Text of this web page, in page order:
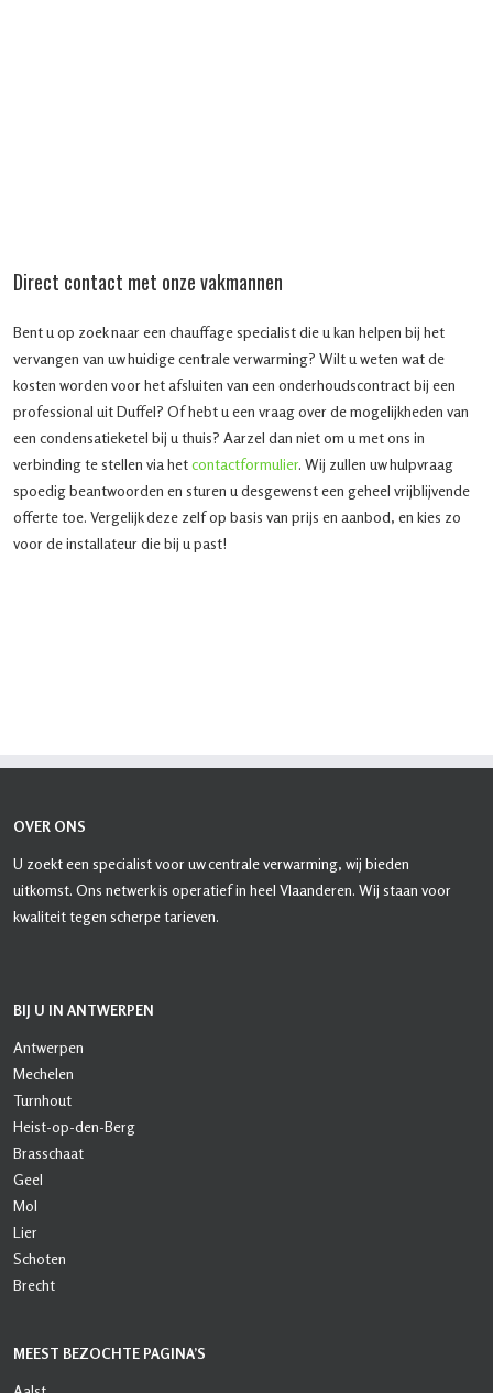
Direct contact met onze vakmannen
Bent u op zoek naar een chauffage specialist die u kan helpen bij het
vervangen van uw huidige centrale verwarming? Wilt u weten wat de
kosten worden voor het afsluiten van een onderhoudscontract bij een
professional uit Duffel? Of hebt u een vraag over de mogelijkheden van
een condensatieketel bij u thuis? Aarzel dan niet om u met ons in
verbinding te stellen via hetcontactformulier. Wij zullen uw hulpvraag
spoedig beantwoorden en sturen u desgewenst een geheel vrijblijvende
offerte toe. Vergelijk deze zelf op basis van prijs en aanbod, en kies zo
voor de installateur die bij u past!
OVER ONS
U zoekt een specialist voor uw centrale verwarming, wij bieden
uitkomst. Ons netwerk is operatief in heel Vlaanderen. Wij staan voor
kwaliteit tegen scherpe tarieven.
BIJ U IN ANTWERPEN
Antwerpen
Mechelen
Turnhout
Heist-op-den-Berg
Brasschaat
Geel
Mol
Lier
Schoten
Brecht
MEEST BEZOCHTE PAGINA’S